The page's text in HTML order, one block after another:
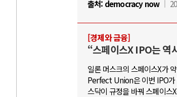
출처: democracy now
[경제와 금융]
“스페이스X IPO는 역
일론 머스크의 스페이스X가
Perfect Union은 이번 IPO가
스닥이 규정을 바꿔 스페이스